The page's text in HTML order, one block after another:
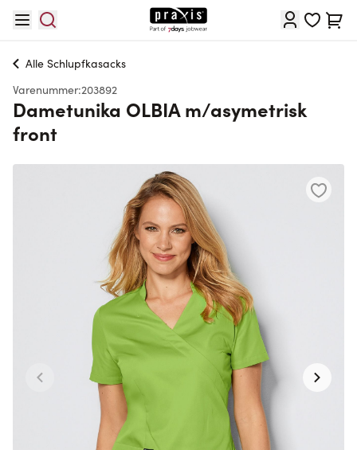
Cart
Alle Schlupfkasacks
Varenummer:203892
Dametunika OLBIA m/asymetrisk
front